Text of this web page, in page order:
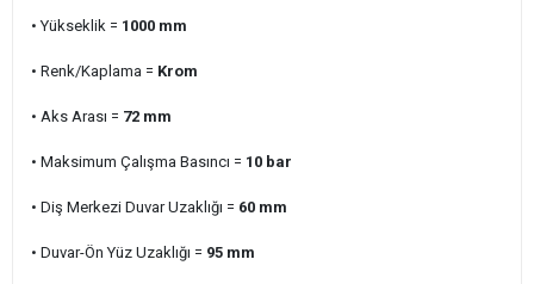
• Yükseklik = 1000 mm
• Renk/Kaplama = Krom
• Aks Arası = 72 mm
• Maksimum Çalışma Basıncı = 10 bar
• Diş Merkezi Duvar Uzaklığı = 60 mm
• Duvar-Ön Yüz Uzaklığı = 95 mm